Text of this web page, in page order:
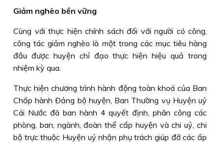
Giảm nghèo bền vững
Cùng với thực hiện chính sách đối với người có công,
công tác giảm nghèo là một trong các mục tiêu hàng
đầu được huyện chỉ đạo thực hiện hiệu quả trong
nhiệm kỳ qua.
Thực hiện chương trình hành động toàn khoá của Ban
Chấp hành Ðảng bộ huyện, Ban Thường vụ Huyện uỷ
Cái Nước đã ban hành 4 quyết định, phân công các
phòng, ban, ngành, đoàn thể cấp huyện và chi uỷ, chi
bộ trực thuộc Huyện uỷ nhận phụ trách giúp đỡ các ấp